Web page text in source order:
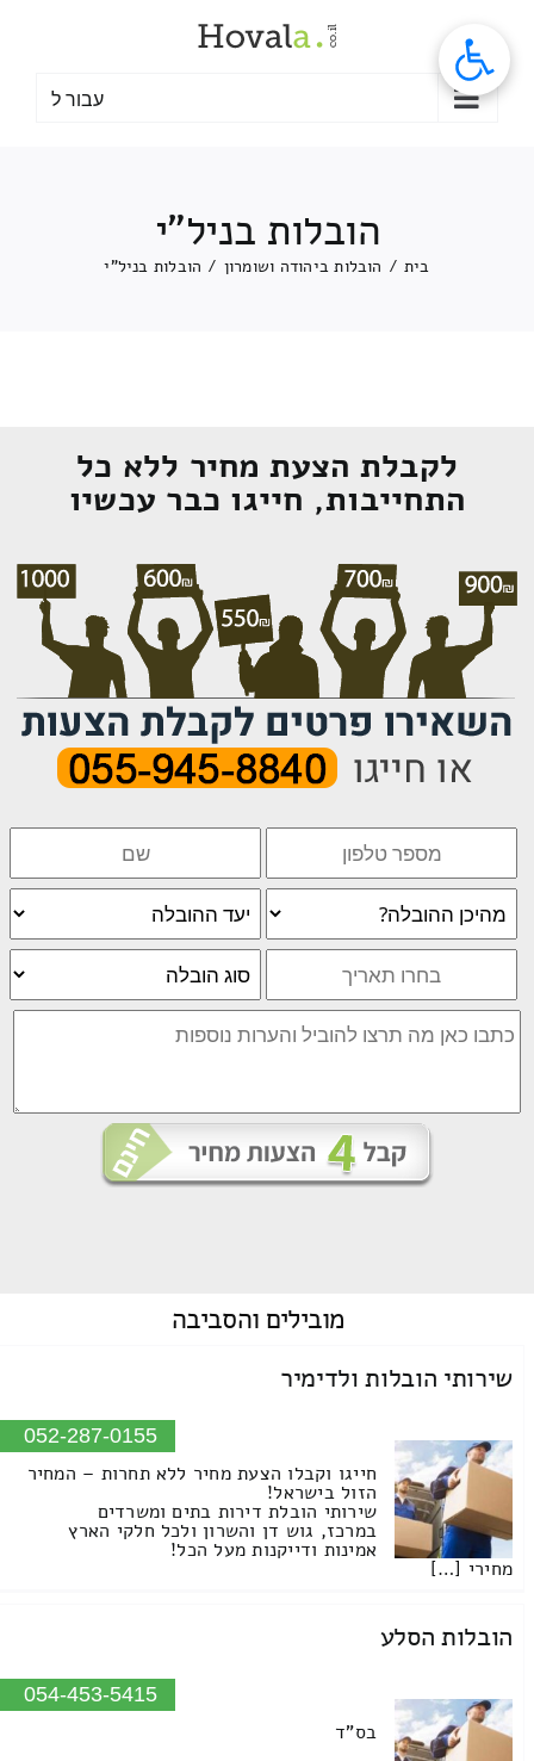
עבור ל
הובלות בניל"י
בית / הובלות ביהודה ושומרון / הובלות בניל"י
לקבלת הצעת מחיר ללא כל
התחייבות, חייגו כבר עכשיו
מוביליםוהסביבה
שירותי הובלות ולדימיר
052-287-0155
חייגו וקבלו הצעת מחיר ללא תחרות – המחיר
הזול בישראל!
שירותי הובלת דירות בתים ומשרדים
במרכז, גוש דן והשרון ולכל חלקי הארץ
אמינות ודייקנות מעל הכל!
מחירי […]
הובלות הסלע
054-453-5415
בס"ד